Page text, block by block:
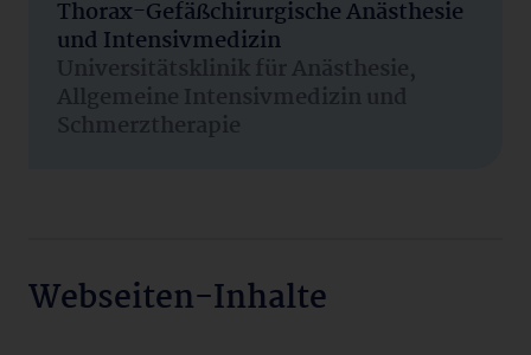
Thorax-Gefäßchirurgische Anästhesie
und Intensivmedizin
Universitätsklinik für Anästhesie,
Allgemeine Intensivmedizin und
Schmerztherapie
Webseiten-Inhalte